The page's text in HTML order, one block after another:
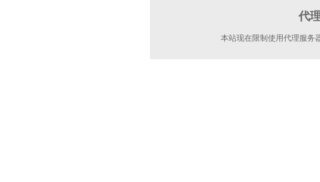
代
本站现在限制使用代理服务